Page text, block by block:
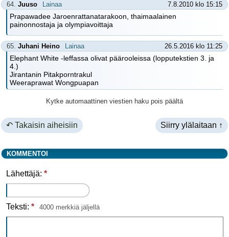
64. Juuso Lainaa 7.8.2010 klo 15:15
Prapawadee Jaroenrattanatarakoon, thaimaalainen
painonnostaja ja olympiavoittaja
65. Juhani Heino Lainaa 26.5.2016 klo 11:25
Elephant White -leffassa olivat päärooleissa (lopputekstien 3. ja
4.)
Jirantanin Pitakporntrakul
Weeraprawat Wongpuapan
Kytke automaattinen viestien haku pois päältä
↶ Takaisin aiheisiin Siirry ylälaitaan ↑
KOMMENTOI
Lähettäjä: *
Teksti: * 4000 merkkiä jäljellä